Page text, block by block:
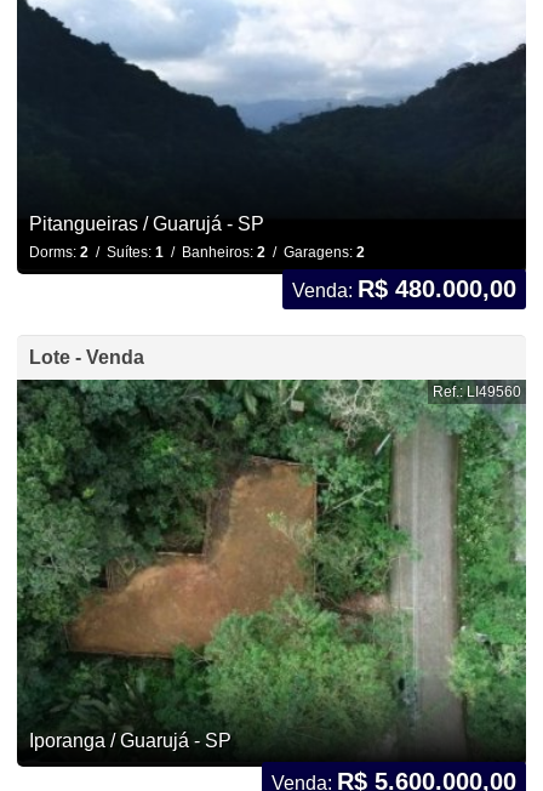
Pitangueiras / Guarujá - SP
Dorms: 2 / Suítes: 1 / Banheiros: 2 / Garagens: 2
Venda: R$ 480.000,00
Lote - Venda
Ref.: LI49560
Iporanga / Guarujá - SP
Venda: R$ 5.600.000,00